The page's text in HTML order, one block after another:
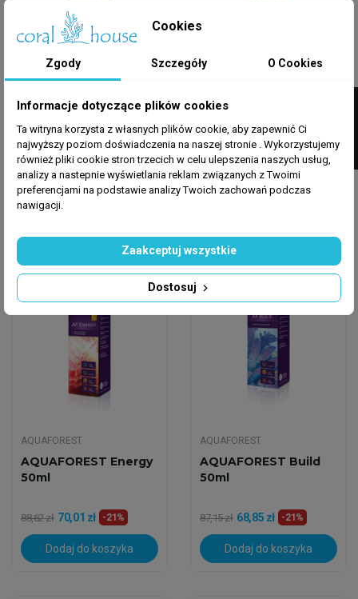
AQUAFOREST Kalium
50ml
75,00 zł 59,25 zł -21%
AQUAFOREST MicroE
10ml
37,38 zł 29,53 zł -21%
AQUAFOREST
AQUAFOREST Energy
50ml
88,62 zł 70,01 zł -21%
Dodaj do koszyka
Wysyłka w 24h
AQUAFOREST
AQUAFOREST Build
50ml
87,15 zł 68,85 zł -21%
Dodaj do koszyka
Cookies
Zgody Szczegóły O Cookies
Informacje dotyczące plików cookies
Ta witryna korzysta z własnych plików cookie, aby zapewnić Ci
najwyższy poziom doświadczenia na naszej stronie . Wykorzystujemy
również pliki cookie stron trzecich w celu ulepszenia naszych usług,
analizy a nastepnie wyświetlania reklam związanych z Twoimi
preferencjami na podstawie analizy Twoich zachowań podczas
nawigacji.
Dostosuj
Zaakceptuj wszystkie